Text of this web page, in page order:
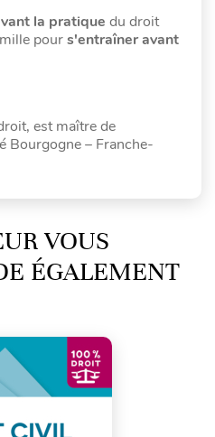
la pratique du droit
pours'entraîner avant
est maître de
Bourgogne – Franche-
VOUS
ÉGALEMENT